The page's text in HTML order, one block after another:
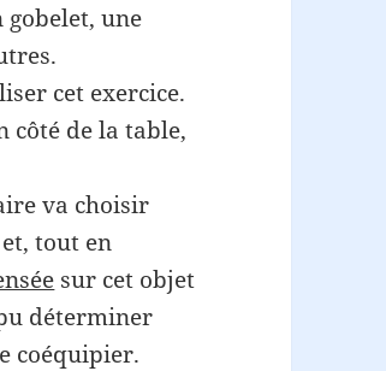
une
cet exercice.
côté de la table,
va choisir
tout en
sur cet objet
déterminer
coéquipier.